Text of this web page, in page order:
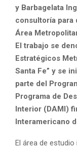
y Barbagelata
consultoría para
Área
El trabajo se
Estratégicos
Santa Fe” y se
parte del
Programa de
Interior (DAMI)
Interamericano
El área de